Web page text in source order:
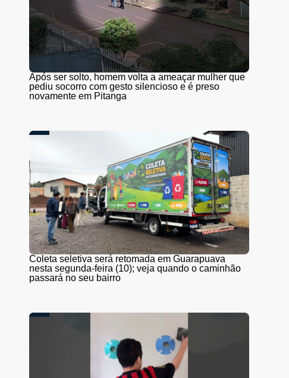
Após ser solto, homem volta a ameaçar mulher que
pediu socorro com gesto silencioso e é preso
novamente em Pitanga
Coleta seletiva será retomada em Guarapuava
nesta segunda-feira (10); veja quando o caminhão
passará no seu bairro